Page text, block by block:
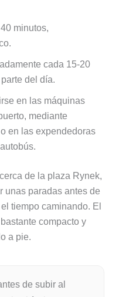
minutos,
cada 15-20
del día.
en las máquinas
mediante
en las expendedoras
de la plaza Rynek,
unas paradas antes de
tiempo caminando. El
compacto y
a pie.
de subir al